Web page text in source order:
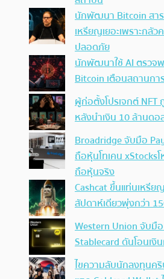
นักพัฒนา Bitcoin สา
เหรียญเยอะเพราะกลั
ปลอดภัย
นักพัฒนาใช้ AI ตรวจ
Bitcoin เตือนสถานกา
ผู้ก่อตั้งโปรเจกต์
หลังนำเงิน 10 ล้านดอ
Broadridge จับมือ
ถือหุ้นโทเคน xStocks
ถือหุ้นจริง
Cashcat ขึ้นแท่นเหรีย
สัปดาห์เดียวพุ่งกว่า
Western Union จับมื
Stablecard ดันโอนเงิ
ไขความลับนักลงทุนคริ